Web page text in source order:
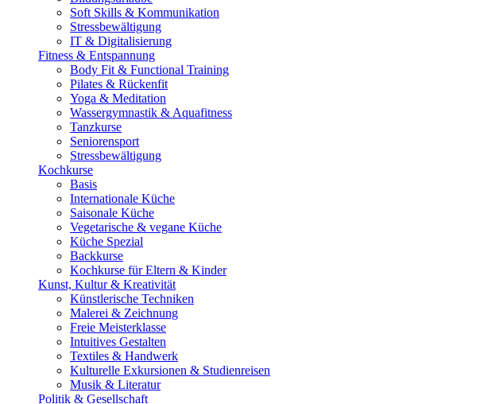
Soft Skills & Kommunikation
Stressbewältigung
IT & Digitalisierung
Fitness & Entspannung
Body Fit & Functional Training
Pilates & Rückenfit
Yoga & Meditation
Wassergymnastik & Aquafitness
Tanzkurse
Seniorensport
Stressbewältigung
Kochkurse
Basis
Internationale Küche
Saisonale Küche
Vegetarische & vegane Küche
Küche Spezial
Backkurse
Kochkurse für Eltern & Kinder
Kunst, Kultur & Kreativität
Künstlerische Techniken
Malerei & Zeichnung
Freie Meisterklasse
Intuitives Gestalten
Textiles & Handwerk
Kulturelle Exkursionen & Studienreisen
Musik & Literatur
Politik & Gesellschaft